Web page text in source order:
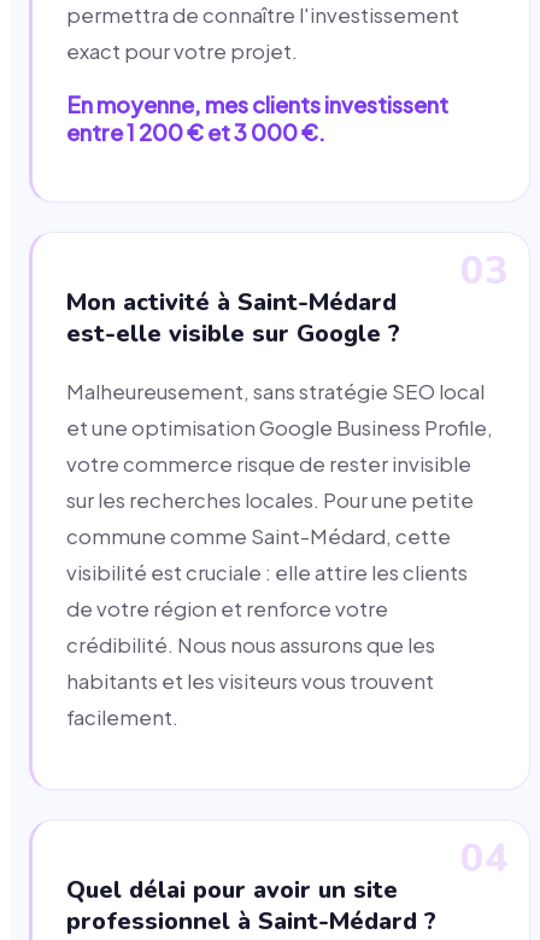
permettra de connaître l'investissement
exact pour votre projet.
En moyenne, mes clients investissent
entre 1 200 € et 3 000 €.
03
Mon activité à Saint-Médard
est-elle visible sur Google ?
Malheureusement, sans stratégie SEO local
et une optimisation Google Business Profile,
votre commerce risque de rester invisible
sur les recherches locales. Pour une petite
commune comme Saint-Médard, cette
visibilité est cruciale : elle attire les clients
de votre région et renforce votre
crédibilité. Nous nous assurons que les
habitants et les visiteurs vous trouvent
facilement.
04
Quel délai pour avoir un site
professionnel à Saint-Médard ?